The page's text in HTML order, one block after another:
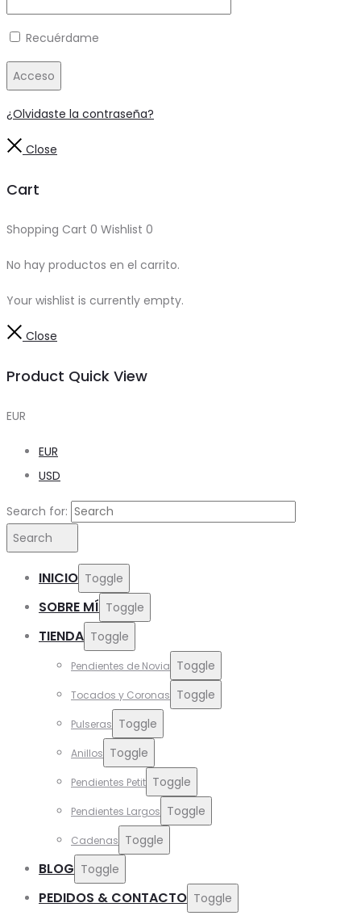
Recuérdame
Acceso
¿Olvidaste la contraseña?
Close
Cart
Shopping Cart 0 Wishlist 0
No hay productos en el carrito.
Your wishlist is currently empty.
Close
Product Quick View
EUR
EUR
USD
Search for:
Search
INICIO Toggle
SOBRE MÍ Toggle
TIENDA Toggle
Pendientes de Novia Toggle
Tocados y Coronas Toggle
Pulseras Toggle
Anillos Toggle
Pendientes Petit Toggle
Pendientes Largos Toggle
Cadenas Toggle
BLOG Toggle
PEDIDOS & CONTACTO Toggle